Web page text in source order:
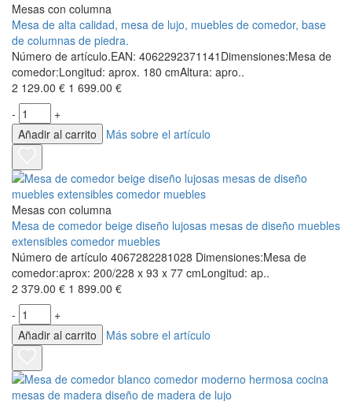
Mesas con columna
Mesa de alta calidad, mesa de lujo, muebles de comedor, base
de columnas de piedra.
Número de artículo.EAN: 4062292371141Dimensiones:Mesa de
comedor:Longitud: aprox. 180 cmAltura: apro..
2 129.00 € 1 699.00 €
-
+
Añadir al carrito
Más sobre el artículo
Mesas con columna
Mesa de comedor beige diseño lujosas mesas de diseño muebles
extensibles comedor muebles
Número de artículo 4067282281028 Dimensiones:Mesa de
comedor:aprox: 200/228 x 93 x 77 cmLongitud: ap..
2 379.00 € 1 899.00 €
-
+
Añadir al carrito
Más sobre el artículo